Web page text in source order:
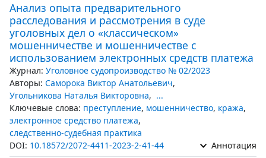
Анализ опыта предварительного
расследования и рассмотрения в суде
уголовных дел о «классическом»
мошенничестве и мошенничестве с
использованием электронных средств платежа
Журнал: Уголовное судопроизводство № 02/2023
Авторы: Саморока Виктор Анатольевич,
Угольникова Наталья Викторовна, ...
Ключевые слова: преступление, мошенничество, кража,
электронное средство платежа,
следственно-судебная практика
DOI: 10.18572/2072-4411-2023-2-41-44 Аннотация